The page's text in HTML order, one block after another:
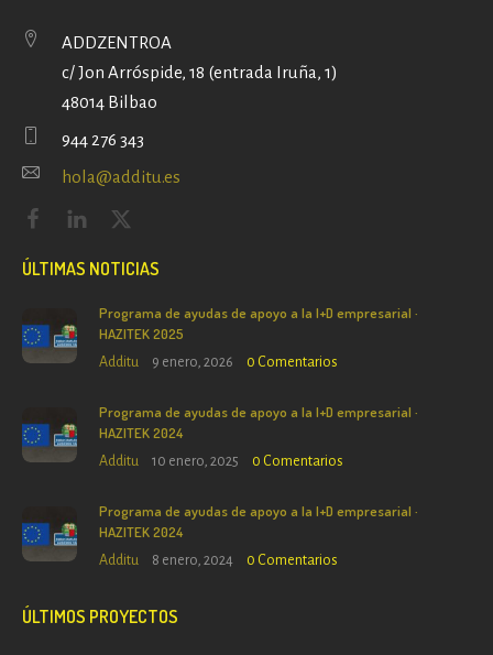
ADDZENTROA
c/ Jon Arróspide, 18 (entrada Iruña, 1)
48014 Bilbao
944 276 343
hola@additu.es
ÚLTIMAS NOTICIAS
Programa de ayudas de apoyo a la I+D empresarial ·
HAZITEK 2025
Additu 9 enero, 2026 0 Comentarios
Programa de ayudas de apoyo a la I+D empresarial ·
HAZITEK 2024
Additu 10 enero, 2025 0 Comentarios
Programa de ayudas de apoyo a la I+D empresarial ·
HAZITEK 2024
Additu 8 enero, 2024 0 Comentarios
ÚLTIMOS PROYECTOS